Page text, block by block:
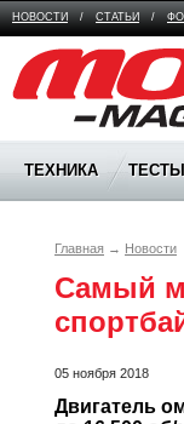
НОВОСТИ / СТАТЬИ /
Moto Magazine
ТЕХНИКА ТЕСТЫ
Главная → Новости
Самый
05 ноября 2018
Двигатель